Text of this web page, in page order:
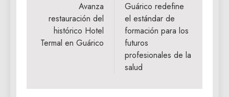
entradas
Avanza
restauración del
histórico Hotel
Termal en Guárico
Guárico redefine
el estándar de
formación para los
futuros
profesionales de la
salud